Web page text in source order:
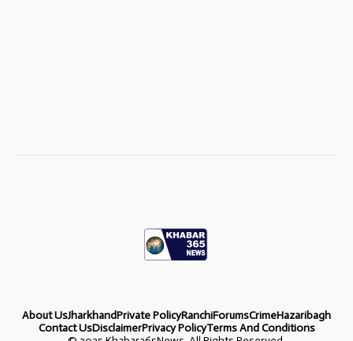
About UsJharkhandPrivate PolicyRanchiForumsCrimeHazaribagh
Contact UsDisclaimerPrivacy PolicyTerms And Conditions